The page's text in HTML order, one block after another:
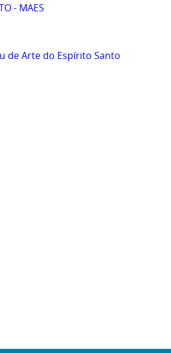
- MAES
de Arte do Espírito Santo